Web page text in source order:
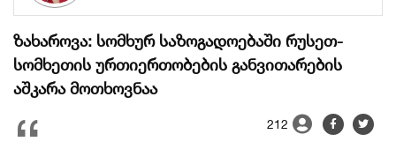
ზახაროვა: სომხურ საზოგადოებაში რუსეთ-
სომხეთის ურთიერთობების განვითარების
აშკარა მოთხოვნაა
212